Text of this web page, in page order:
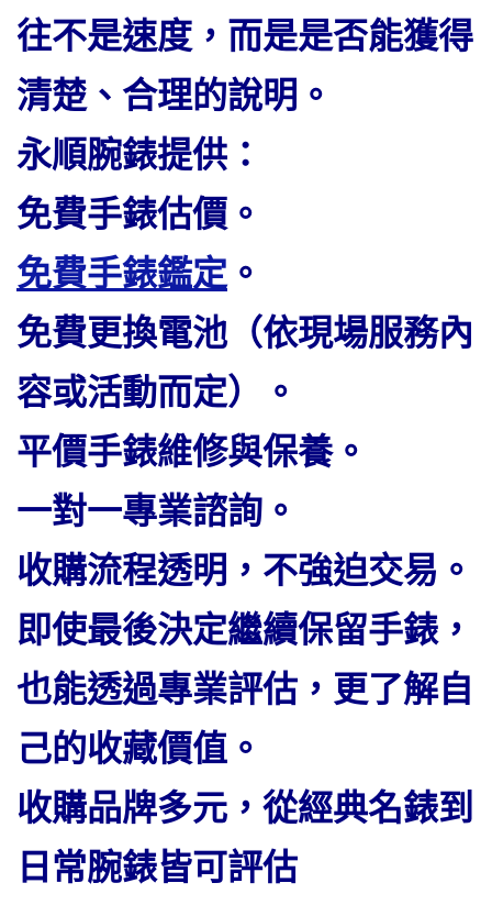
往不是速度，而是是否能獲得
清楚、合理的說明。
永順腕錶提供：
免費手錶估價。
免費手錶鑑定。
免費更換電池（依現場服務內
容或活動而定）。
平價手錶維修與保養。
一對一專業諮詢。
收購流程透明，不強迫交易。
即使最後決定繼續保留手錶，
也能透過專業評估，更了解自
己的收藏價值。
收購品牌多元，從經典名錶到
日常腕錶皆可評估